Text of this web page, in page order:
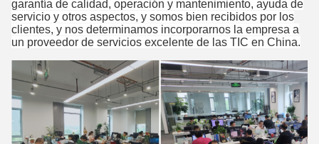
garantía de calidad, operación y mantenimiento, ayuda de
servicio y otros aspectos, y somos bien recibidos por los
clientes, y nos determinamos incorporarnos la empresa a
un proveedor de servicios excelente de las TIC en China.